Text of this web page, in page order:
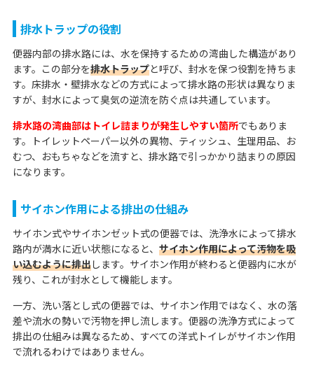
排水トラップの役割
便器内部の排水路には、水を保持するための湾曲した構造があり
ます。この部分を排水トラップと呼び、封水を保つ役割を持ちま
す。床排水・壁排水などの方式によって排水路の形状は異なりま
すが、封水によって臭気の逆流を防ぐ点は共通しています。
排水路の湾曲部はトイレ詰まりが発生しやすい箇所でもありま
す。トイレットペーパー以外の異物、ティッシュ、生理用品、お
むつ、おもちゃなどを流すと、排水路で引っかかり詰まりの原因
になります。
サイホン作用による排出の仕組み
サイホン式やサイホンゼット式の便器では、洗浄水によって排水
路内が満水に近い状態になると、 サイホン作用によって汚物を吸
い込むように排出します。サイホン作用が終わると便器内に水が
残り、これが封水として機能します。
一方、洗い落とし式の便器では、サイホン作用ではなく、水の落
差や流水の勢いで汚物を押し流します。便器の洗浄方式によって
排出の仕組みは異なるため、すべての洋式トイレがサイホン作用
で流れるわけではありません。